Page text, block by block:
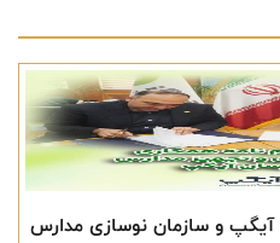
آیگپ و سازمان نوسازی مدارس